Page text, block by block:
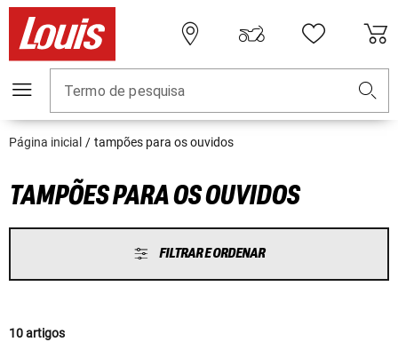
Termo de pesquisa
Página inicial tampões para os ouvidos
TAMPÕES PARA OS OUVIDOS
FILTRAR E ORDENAR
10 artigos